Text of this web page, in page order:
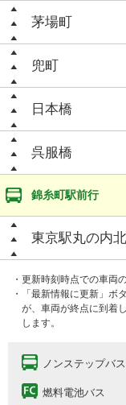
茅場町
兜町
日本橋
呉服橋
錦糸町駅前行
東京駅丸の内
・更新時刻時点での車両
・「最新情報に更新」ボ
が、車両が終点に到着
します。
ノンステップバス
燃料電池バス